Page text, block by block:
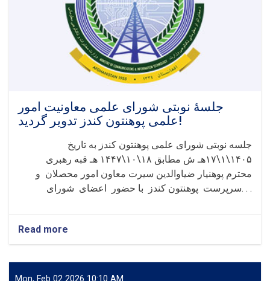
څېړنیزو
پروژو
نندارتون
ترسره
شو
چې
تنه
محصلان
او
پوهنځي
ټول
استادان
تقدیر
جلسۀ نوبتی شورای علمی معاونیت امور
علمی پوهنتون کندز تدویر گردید!
جلسه نوبتی شورای علمی پوهنتون کندز به تاریخ
۱۴۰۵\۱\۱۷هـ ش مطابق ۱۸\۱۰\۱۴۴۷ هـ قبه رهبری
محترم پوهنیار ضیاوالدین سیرت معاون امور محصلان و
سرپرست پوهنتون کندز با حضور اعضای شورای. . .
Read more
جلسۀ
شورای
علمی
Mon, Feb 02 2026 10:10 AM